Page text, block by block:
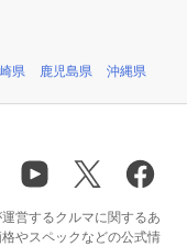
県 鹿児島県 沖縄県
営するクルマに関するあ
やスペックなどの公式情